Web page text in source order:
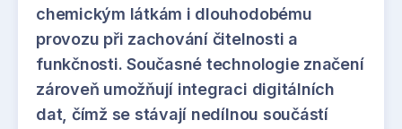
chemickým látkám i dlouhodobému
provozu při zachování čitelnosti a
funkčnosti. Současné technologie značení
zároveň umožňují integraci digitálních
dat, čímž se stávají nedílnou součástí